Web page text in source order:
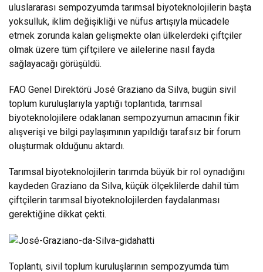
uluslararası sempozyumda tarımsal biyoteknolojilerin başta
yoksulluk, iklim değişikliği ve nüfus artışıyla mücadele
etmek zorunda kalan gelişmekte olan ülkelerdeki çiftçiler
olmak üzere tüm çiftçilere ve ailelerine nasıl fayda
sağlayacağı görüşüldü.
FAO Genel Direktörü José Graziano da Silva, bugün sivil
toplum kuruluşlarıyla yaptığı toplantıda, tarımsal
biyoteknolojilere odaklanan sempozyumun amacının fikir
alışverişi ve bilgi paylaşımının yapıldığı tarafsız bir forum
oluşturmak olduğunu aktardı.
Tarımsal biyoteknolojilerin tarımda büyük bir rol oynadığını
kaydeden Graziano da Silva, küçük ölçeklilerde dahil tüm
çiftçilerin tarımsal biyoteknolojilerden faydalanması
gerektiğine dikkat çekti.
Toplantı, sivil toplum kuruluşlarının sempozyumda tüm